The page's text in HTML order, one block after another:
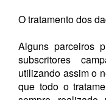
O tratamento dos
Alguns parceiros
subscritores
utilizando assim o
que todo o